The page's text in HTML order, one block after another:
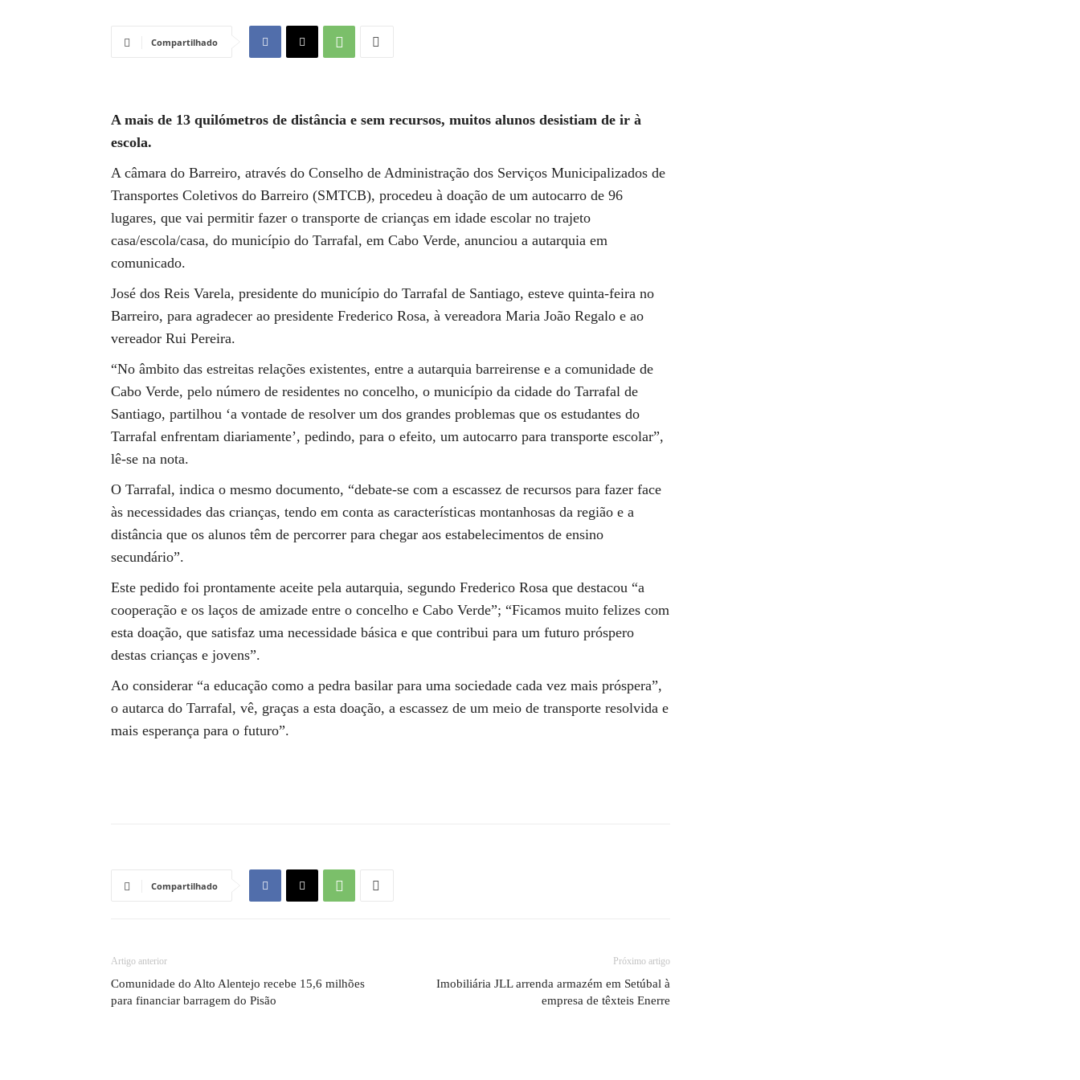
Compartilhado
A mais de 13 quilómetros de distância e sem recursos, muitos alunos desistiam de ir à
escola.
A câmara do Barreiro, através do Conselho de Administração dos Serviços Municipalizados de
Transportes Coletivos do Barreiro (SMTCB), procedeu à doação de um autocarro de 96
lugares, que vai permitir fazer o transporte de crianças em idade escolar no trajeto
casa/escola/casa, do município do Tarrafal, em Cabo Verde, anunciou a autarquia em
comunicado.
José dos Reis Varela, presidente do município do Tarrafal de Santiago, esteve quinta-feira no
Barreiro, para agradecer ao presidente Frederico Rosa, à vereadora Maria João Regalo e ao
vereador Rui Pereira.
“No âmbito das estreitas relações existentes, entre a autarquia barreirense e a comunidade de
Cabo Verde, pelo número de residentes no concelho, o município da cidade do Tarrafal de
Santiago, partilhou ‘a vontade de resolver um dos grandes problemas que os estudantes do
Tarrafal enfrentam diariamente’, pedindo, para o efeito, um autocarro para transporte escolar”,
lê-se na nota.
O Tarrafal, indica o mesmo documento, “debate-se com a escassez de recursos para fazer face
às necessidades das crianças, tendo em conta as características montanhosas da região e a
distância que os alunos têm de percorrer para chegar aos estabelecimentos de ensino
secundário”.
Este pedido foi prontamente aceite pela autarquia, segundo Frederico Rosa que destacou “a
cooperação e os laços de amizade entre o concelho e Cabo Verde”; “Ficamos muito felizes com
esta doação, que satisfaz uma necessidade básica e que contribui para um futuro próspero
destas crianças e jovens”.
Ao considerar “a educação como a pedra basilar para uma sociedade cada vez mais próspera”,
o autarca do Tarrafal, vê, graças a esta doação, a escassez de um meio de transporte resolvida e
mais esperança para o futuro”.
Compartilhado
Artigo anterior
Comunidade do Alto Alentejo recebe 15,6 milhões
para financiar barragem do Pisão
Próximo artigo
Imobiliária JLL arrenda armazém em Setúbal à
empresa de têxteis Enerre